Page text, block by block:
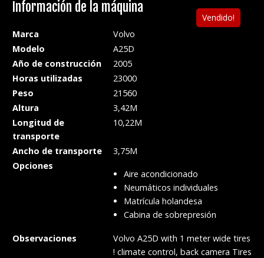
Información de la máquina
Marca
Volvo
Modelo
A25D
Año de construcción
2005
Horas utilizadas
23000
Peso
21560
Altura
3,42M
Longitud de
transporte
10,22M
Ancho de transporte
3,75M
Opciones
Aire acondicionado
Neumáticos individuales
Matrícula holandesa
Cabina de sobrepresión
Observaciones
Volvo A25D with 1 meter wide tires
! climate control, back camera Tires
Vendido!